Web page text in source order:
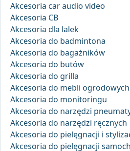
Akcesoria car audio video
Akcesoria CB
Akcesoria dla lalek
Akcesoria do badmintona
Akcesoria do bagażników
Akcesoria do butów
Akcesoria do grilla
Akcesoria do mebli ogrodowych
Akcesoria do monitoringu
Akcesoria do narzędzi
Akcesoria do narzędzi ręcznych
Akcesoria do pielęgnacji i
Akcesoria do pielęgnacji